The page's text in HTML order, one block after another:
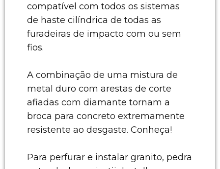
compatível com todos os sistemas
de haste cilíndrica de todas as
furadeiras de impacto com ou sem
fios.
A combinação de uma mistura de
metal duro com arestas de corte
afiadas com diamante tornam a
broca para concreto extremamente
resistente ao desgaste. Conheça!
Para perfurar e instalar granito, pedra